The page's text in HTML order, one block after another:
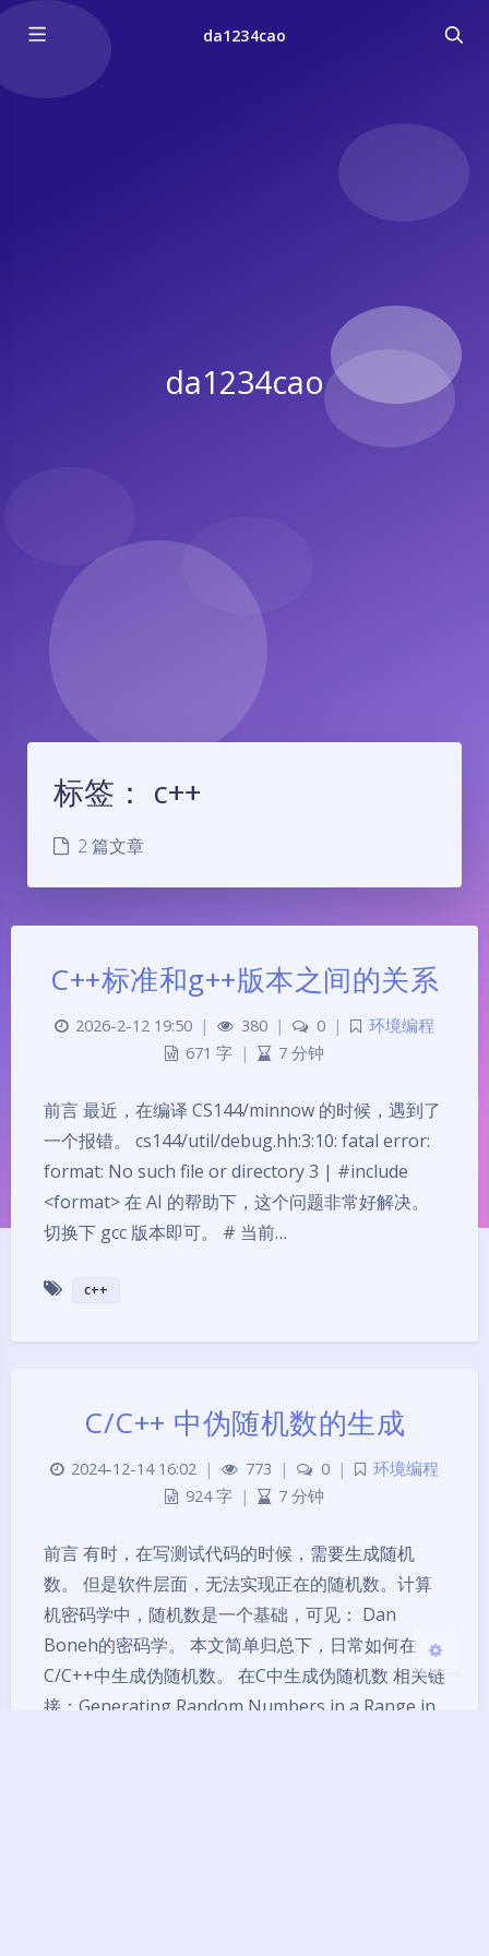
da1234cao
da1234cao
关闭 日落 暗化
标签： c++
2 篇文章
C++标准和g++版本之间的关系
2026-2-12 19:50 | 380 | 0 |
环境编程
671 字 | 7 分钟
前言 最近，在编译 CS144/minnow 的时候，遇到了
一个报错。 cs144/util/debug.hh:3:10: fatal error:
format: No such file or directory 3 | #include
<format> 在 AI 的帮助下，这个问题非常好解决。
切换下 gcc 版本即可。 # 当前…
c++
C/C++ 中伪随机数的生成
2024-12-14 16:02 | 773 | 0 |
环境编程
924 字 | 7 分钟
前言 有时，在写测试代码的时候，需要生成随机
数。 但是软件层面，无法实现正在的随机数。计算
机密码学中，随机数是一个基础，可见： Dan
Boneh的密码学。 本文简单归总下，日常如何在
C/C++中生成伪随机数。 在C中生成伪随机数 相关链
接：Generating Random Numbers in a Range in